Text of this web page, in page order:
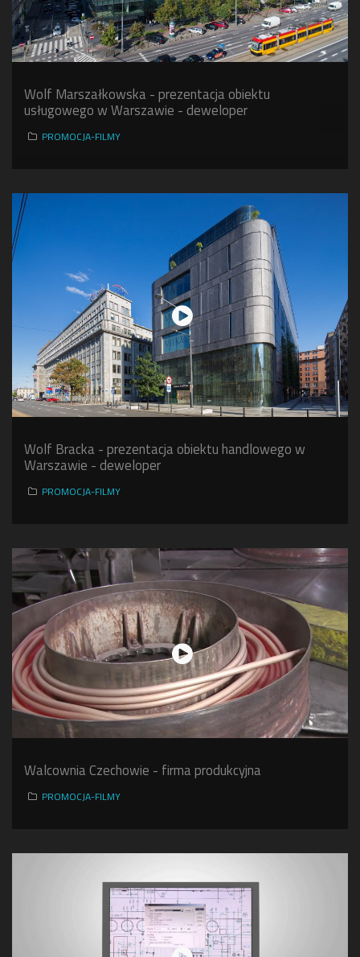
Wolf Marszałkowska - prezentacja obiektu
usługowego w Warszawie - deweloper
PROMOCJA-FILMY
Wolf Bracka - prezentacja obiektu handlowego w
Warszawie - deweloper
PROMOCJA-FILMY
Walcownia Czechowie - firma produkcyjna
PROMOCJA-FILMY